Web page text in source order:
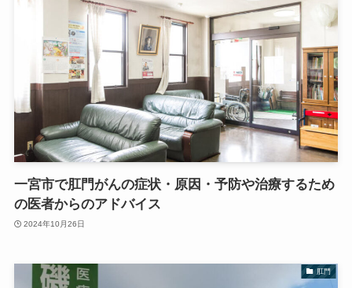
一宮市で肛門がんの症状・原因・予防や治療するため
の医者からのアドバイス
2024年10月26日
肛門